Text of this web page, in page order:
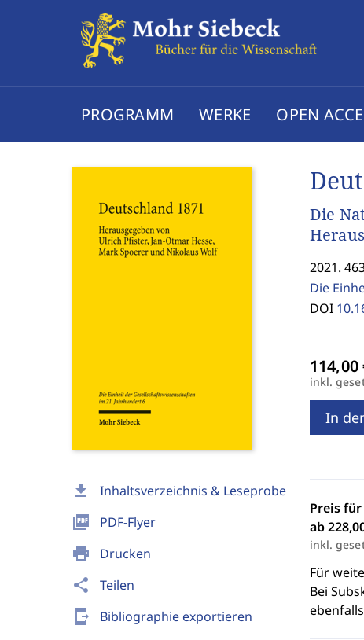
PROGRAMM WERKE OPEN
download Inhaltsverzeichnis & Leseprobe
picture_as_pdf PDF-Flyer
print Drucken
share Teilen
send_to_mobile Bibliographie exportieren
Die
2021.
Die
DOI
inkl.
In
Preis
ab
inkl.
Für
Bei